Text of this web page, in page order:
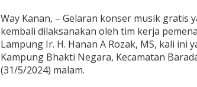
a
a
n
,
D
Way Kanan, – Gelaran konser musik gratis
kembali dilaksanakan oleh tim kerja
Lampung Ir. H. Hanan A Rozak, MS, kali ini
Kampung Bhakti Negara, Kecamatan
(31/5/2024) malam.